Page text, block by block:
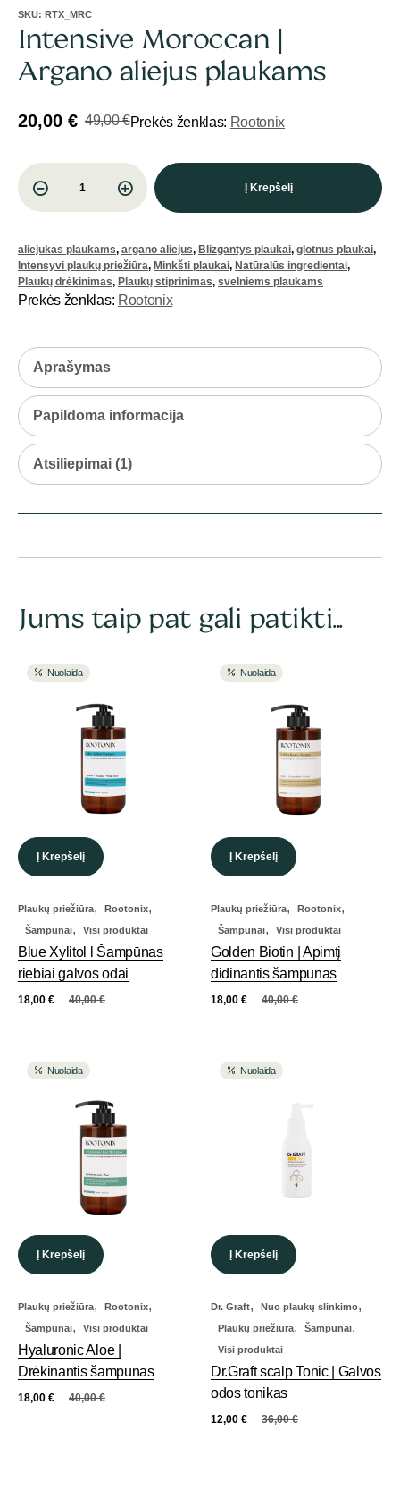
SKU: RTX_MRC
Intensive Moroccan |
Argano aliejus plaukams
49,00€
20,00 € Prekės ženklas: Rootonix
Į Krepšelį
aliejukas plaukams, argano aliejus, Blizgantys plaukai, glotnus plaukai,
Intensyvi plaukų priežiūra, Minkšti plaukai, Natūralūs ingredientai,
Plaukų drėkinimas, Plaukų stiprinimas, svelniems plaukams
Prekės ženklas: Rootonix
Aprašymas
Papildoma informacija
Atsiliepimai (1)
Jums taip pat gali patikti...
Nuolaida
Į Krepšelį
Plaukų priežiūra, Rootonix,
Šampūnai, Visi produktai
Blue Xylitol l Šampūnas
riebiai galvos odai
40,00€
18,00 €
Nuolaida
Į Krepšelį
Plaukų priežiūra, Rootonix,
Šampūnai, Visi produktai
Golden Biotin | Apimtį
didinantis šampūnas
40,00€
18,00 €
Nuolaida
Į Krepšelį
Plaukų priežiūra, Rootonix,
Šampūnai, Visi produktai
Hyaluronic Aloe |
Drėkinantis šampūnas
40,00€
18,00 €
Nuolaida
Į Krepšelį
Dr. Graft, Nuo plaukų slinkimo,
Plaukų priežiūra, Šampūnai,
Visi produktai
Dr.Graft scalp Tonic | Galvos
odos tonikas
36,00€
12,00 €